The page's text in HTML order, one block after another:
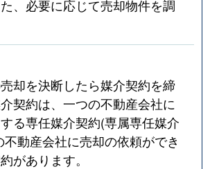
、必要に応じて売却物件を調
却を決断したら媒介契約を締
契約は、一つの不動産会社に
る専任媒介契約(専属専任媒介
動産会社に売却の依頼ができ
があります。